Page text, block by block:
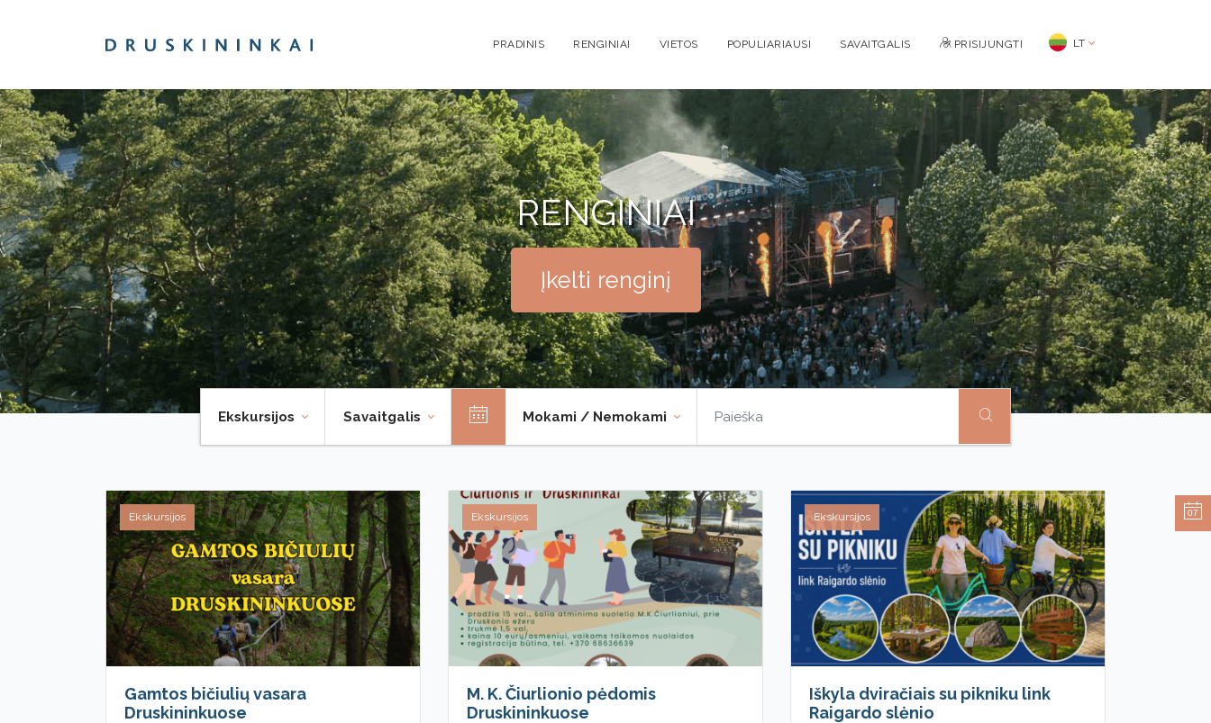
PRADINIS RENGINIAI VIETOS POPULIARIAUSI SAVAITGALIS PRISIJUNGTI LT
RENGINIAI
Įkelti renginį
Ekskursijos Savaitgalis Mokami / Nemokami
Ekskursijos
Gamtos bičiulių vasara
Druskininkuose
Ekskursijos
M. K. Čiurlionio pėdomis
Druskininkuose
Ekskursijos
Iškyla dviračiais su pikniku link
Raigardo slėnio
07